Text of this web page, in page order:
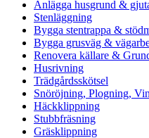
Anlägga husgrund &
Stenläggning
Bygga stentrappa &
Bygga grusväg &
Renovera källare &
Husrivning
Trädgårdsskötsel
Snöröjning, Plogning,
Häckklippning
Stubbfräsning
Gräsklippning